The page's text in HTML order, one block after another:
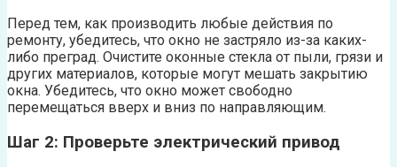
Перед тем, как производить любые действия по
ремонту, убедитесь, что окно не застряло из-за каких-
либо преград. Очистите оконные стекла от пыли, грязи и
других материалов, которые могут мешать закрытию
окна. Убедитесь, что окно может свободно
перемещаться вверх и вниз по направляющим.
Шаг 2: Проверьте электрический привод